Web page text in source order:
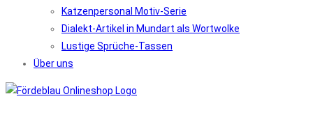
Katzenpersonal Motiv-Serie
Dialekt-Artikel in Mundart als Wortwolke
Lustige Sprüche-Tassen
Über uns